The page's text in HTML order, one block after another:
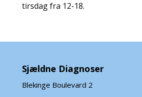
tirsdag fra 12-18.
Sjældne Diagnoser
Blekinge Boulevard 2